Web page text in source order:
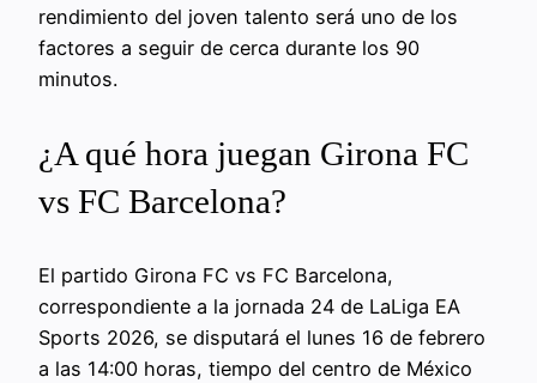
rendimiento del joven talento será uno de los
factores a seguir de cerca durante los 90
minutos.
¿A qué hora juegan Girona FC
vs FC Barcelona?
El partido Girona FC vs FC Barcelona,
correspondiente a la jornada 24 de LaLiga EA
Sports 2026, se disputará el lunes 16 de febrero
a las 14:00 horas, tiempo del centro de México